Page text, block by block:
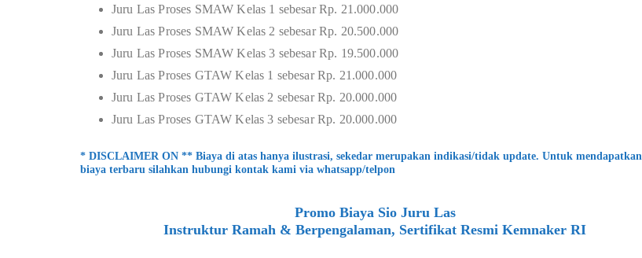
Juru Las Proses SMAW Kelas 1 sebesar Rp. 21.000.000
Juru Las Proses SMAW Kelas 2 sebesar Rp. 20.500.000
Juru Las Proses SMAW Kelas 3 sebesar Rp. 19.500.000
Juru Las Proses GTAW Kelas 1 sebesar Rp. 21.000.000
Juru Las Proses GTAW Kelas 2 sebesar Rp. 20.000.000
Juru Las Proses GTAW Kelas 3 sebesar Rp. 20.000.000
* DISCLAIMER ON ** Biaya di atas hanya ilustrasi, sekedar merupakan indikasi/tidak update. Untuk mendapatkan
biaya terbaru silahkan hubungi kontak kami via whatsapp/telpon
Promo Biaya Sio Juru Las
Instruktur Ramah & Berpengalaman, Sertifikat Resmi Kemnaker RI